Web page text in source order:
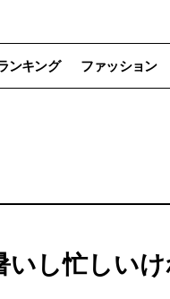
ンキング ファッション
いし忙しい